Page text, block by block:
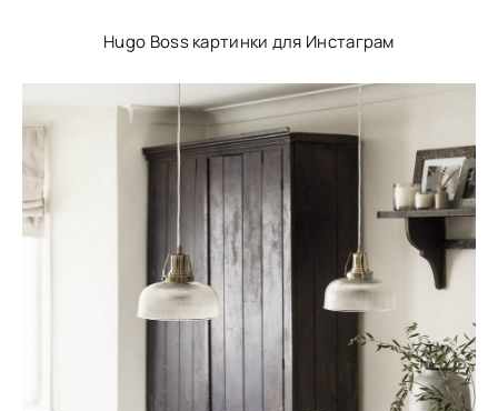
Hugo Boss картинки для Инстаграм